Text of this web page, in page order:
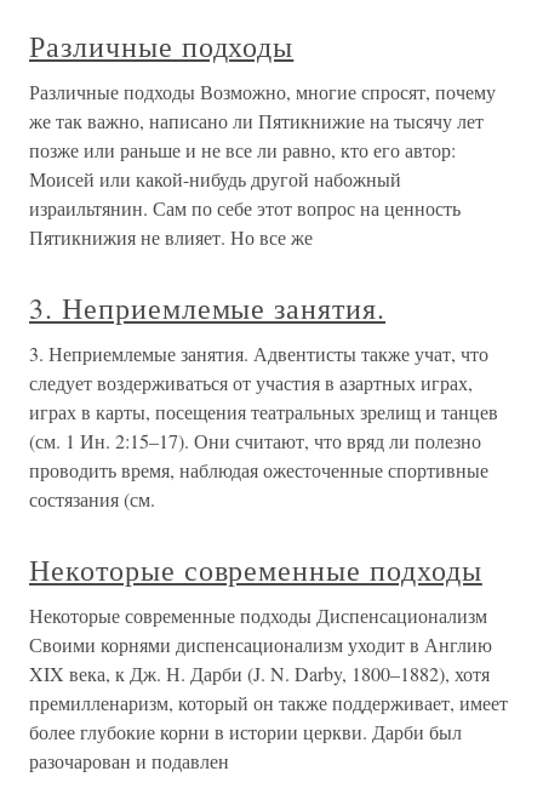
Различные подходы
Различные подходы Возможно, многие спросят, почему
же так важно, написано ли Пятикнижие на тысячу лет
позже или раньше и не все ли равно, кто его автор:
Моисей или какой-нибудь другой набожный
израильтянин. Сам по себе этот вопрос на ценность
Пятикнижия не влияет. Но все же
3. Неприемлемые занятия.
3. Неприемлемые занятия. Адвентисты также учат, что
следует воздерживаться от участия в азартных играх,
играх в карты, посещения театральных зрелищ и танцев
(см. 1 Ин. 2:15–17). Они считают, что вряд ли полезно
проводить время, наблюдая ожесточенные спортивные
состязания (см.
Некоторые современные подходы
Некоторые современные подходы Диспенсационализм
Своими корнями диспенсационализм уходит в Англию
XIX века, к Дж. Н. Дарби (J. N. Darby, 1800–1882), хотя
премилленаризм, который он также поддерживает, имеет
более глубокие корни в истории церкви. Дарби был
разочарован и подавлен